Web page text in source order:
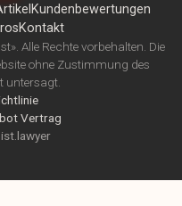
Kundenbewertungen
Kontakt
Alle Rechte vorbehalten. Die
ohne Zustimmung des
untersagt.
Vertrag